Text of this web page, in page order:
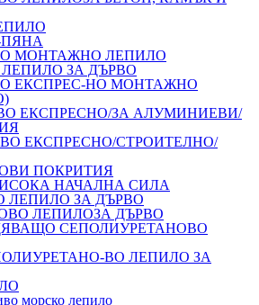
ПЯНА
МОНТАЖНО ЛЕПИЛО
ЛЕПИЛО ЗА ДЪРВО
ЕКСПРЕС-НО МОНТАЖНО
ЕКСПРЕСНО/ЗА АЛУМИНИЕВИ/
ЕКСПРЕСНО/СТРОИТЕЛНО/
ПОКРИТИЯ
НАЧАЛНА СИЛА
ЛЕПИЛО ЗА ДЪРВО
ЛЕПИЛОЗА ДЪРВО
СЕПОЛИУРЕТАНОВО
ВО ЛЕПИЛО ЗА
морско лепило